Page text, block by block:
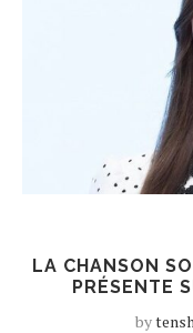
LA CHANSON
PRÉSENTE
by